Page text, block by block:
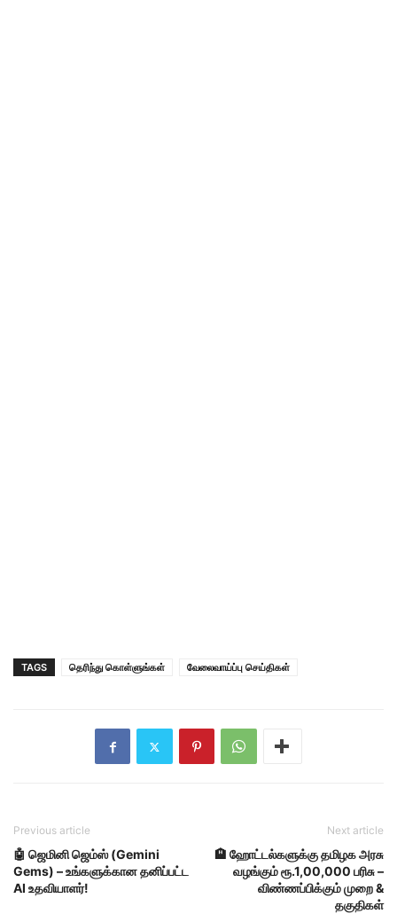
TAGS தெரிந்து கொள்ளுங்கள் வேலைவாய்ப்பு செய்திகள்
Previous article
🤖 ஜெமினி ஜெம்ஸ் (Gemini
Gems) – உங்களுக்கான தனிப்பட்ட
AI உதவியாளர்!
Next article
🏨 ஹோட்டல்களுக்கு தமிழக அரசு
வழங்கும் ரூ.1,00,000 பரிசு –
விண்ணப்பிக்கும் முறை &
தகுதிகள்